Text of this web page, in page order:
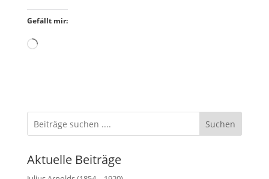
Gefällt mir:
Wird
Suchen
Aktuelle Beiträge